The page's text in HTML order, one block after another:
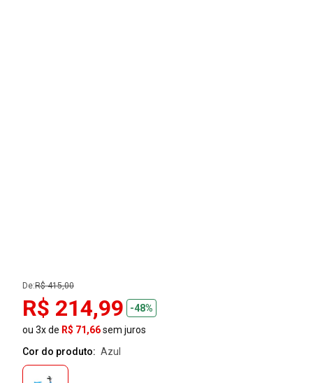
De:R$ 415,00
R$ 214,99
-48%
ou 3x de R$ 71,66sem juros
Cor do produto:
azul